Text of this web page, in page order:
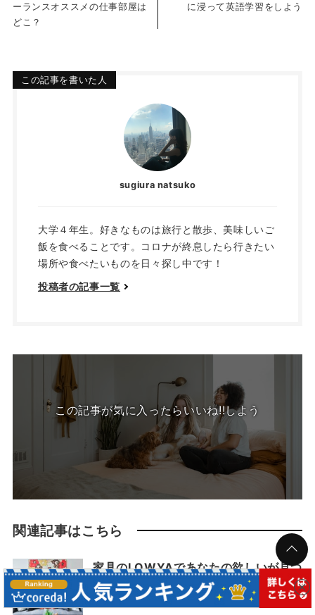
ーランスオススメの仕事部屋は
どこ？
に浸って英語学習をしよう
この記事を書いた人
sugiura natsuko
大学４年生。好きなものは旅行と散歩、美味しいご
飯を食べることです。コロナが終息したら行きたい
場所や食べたいものを日々探し中です！
投稿者の記事一覧
この記事が気に入ったらいいね!!しよう
関連記事はこちら
家具のLOWYAであなたの欲しいが見つ
かるかも！